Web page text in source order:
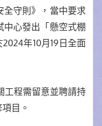
全守則》，當中要求
心發出「懸空式棚
年10月19日全面
工程需留意並聘請持
目。